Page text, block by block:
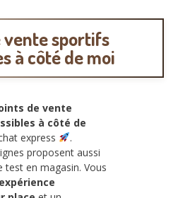
vente sportifs
à côté de moi
de vente
à côté de
express
.
proposent aussi
test en magasin. Vous
expérience